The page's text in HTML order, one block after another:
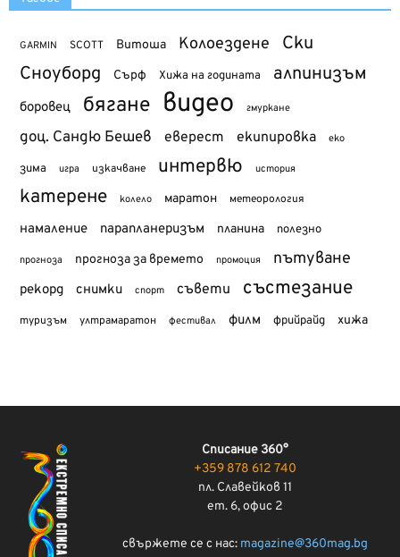
GARMIN SCOTT Витоша Колоездене Ски
Сноуборд Сърф Хижа на годината алпинизъм
боровец бягане видео гмуркане
доц. Сандю Бешев еверест екипировка еко
зима игра изкачване интервю история
катерене колело маратон метеорология
намаление парапланеризъм планина полезно
прогноза прогноза за времето промоция пътуване
рекорд снимки спорт съвети състезание
туризъм ултрамаратон фестивал филм фрийрайд хижа
Списание 360°
+359 878 612 740
пл. Славейков 11
ет. 6, офис 2
свържете се с нас: magazine@360mag.bg